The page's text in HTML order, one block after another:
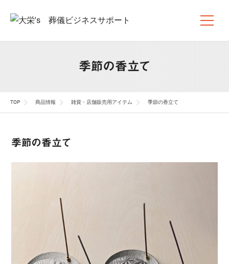
季節の香立て
TOP 商品情報 雑貨・店舗販売用アイテム 季節の香立て
季節の香立て